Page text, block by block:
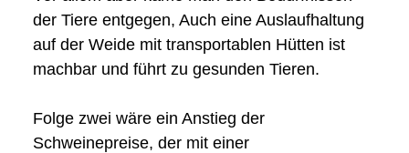
der Tiere entgegen, Auch eine Auslaufhaltung
auf der Weide mit transportablen Hütten ist
machbar und führt zu gesunden Tieren.
Folge zwei wäre ein Anstieg der
Schweinepreise, der mit einer